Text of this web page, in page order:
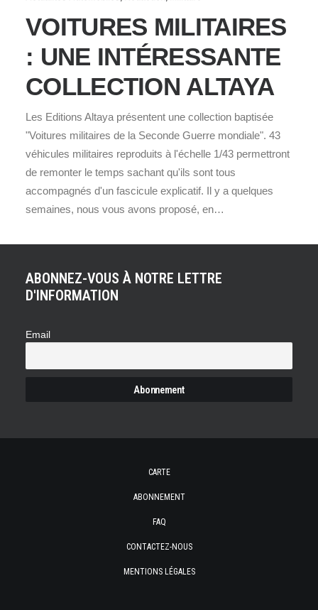
VOITURES MILITAIRES
: UNE INTÉRESSANTE
COLLECTION ALTAYA
Les Editions Altaya présentent une collection baptisée
"Voitures militaires de la Seconde Guerre mondiale". 43
véhicules militaires reproduits à l'échelle 1/43 permettront
de remonter le temps sachant qu'ils sont tous
accompagnés d'un fascicule explicatif. Il y a quelques
semaines, nous vous avons proposé, en…
ABONNEZ-VOUS À NOTRE LETTRE
D'INFORMATION
Email
CARTE
ABONNEMENT
FAQ
CONTACTEZ-NOUS
MENTIONS LÉGALES